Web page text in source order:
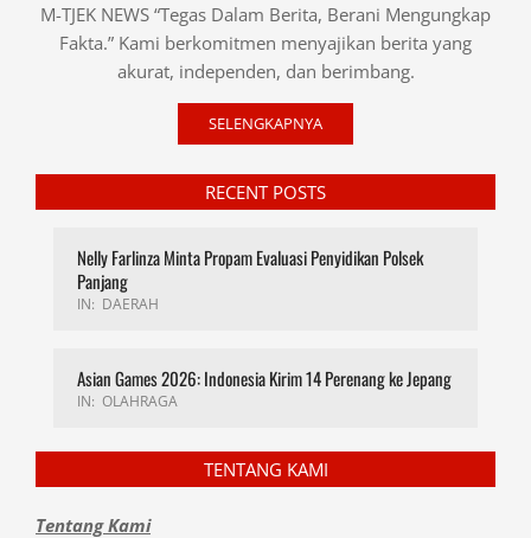
M-TJEK NEWS “Tegas Dalam Berita, Berani Mengungkap
Fakta.” Kami berkomitmen menyajikan berita yang
akurat, independen, dan berimbang.
SELENGKAPNYA
RECENT POSTS
Nelly Farlinza Minta Propam Evaluasi Penyidikan Polsek
Panjang
IN: DAERAH
Asian Games 2026: Indonesia Kirim 14 Perenang ke Jepang
IN: OLAHRAGA
TENTANG KAMI
Tentang Kami